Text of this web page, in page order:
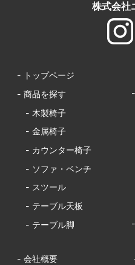
株式会社
- トップページ
- 商品を探す
- 木製椅子
- 金属椅子
- カウンター椅子
- ソファ・ベンチ
- スツール
- テーブル天板
- テーブル脚
- 会社概要